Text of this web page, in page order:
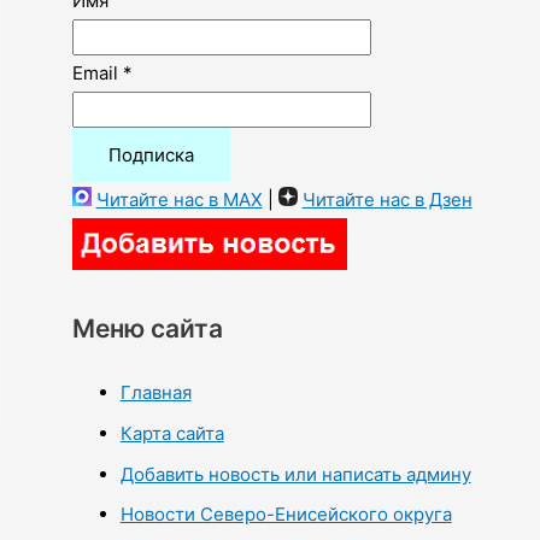
Email *
Читайте нас в MAX Читайте нас в Дзен
Меню сайта
Главная
Карта сайта
Добавить новость или написать админу
Новости Северо-Енисейского округа